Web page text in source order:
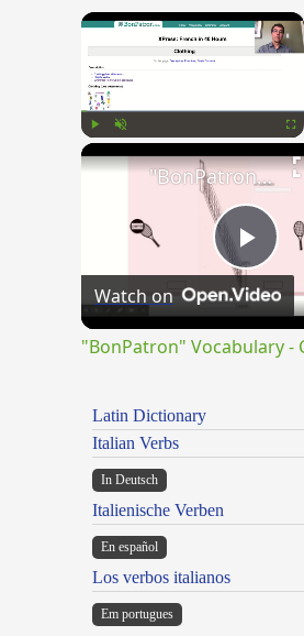
×
Play
"BonPatron" Vocabulary - Clothing
Watch on
"BonPatron" Vocabulary -
Latin Dictionary
Italian Verbs
In Deutsch
Italienische Verben
En español
Los verbos italianos
Em portugues